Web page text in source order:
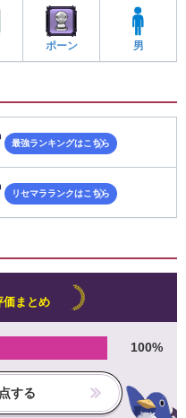
ポーン 男
最強ランキングはこちら
リセマラランクはこちら
価まとめ
100%
する